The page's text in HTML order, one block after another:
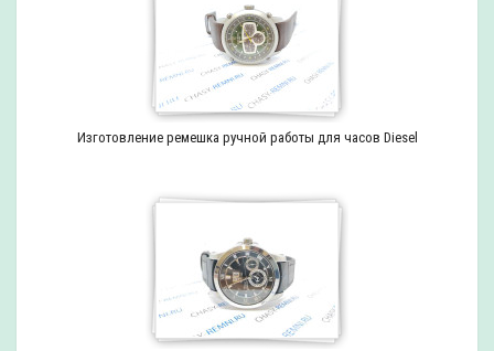
Изготовление ремешка ручной работы для часов Diesel